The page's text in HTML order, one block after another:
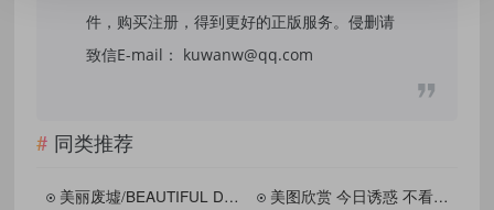
件，购买注册，得到更好的正版服务。侵删请
致信E-mail： kuwanw@qq.com
同类推荐
美丽废墟/BEAUTIFUL DESOLATION（v1.0.7.3豪华版）
美图欣赏 今日诱惑 不看后悔级别